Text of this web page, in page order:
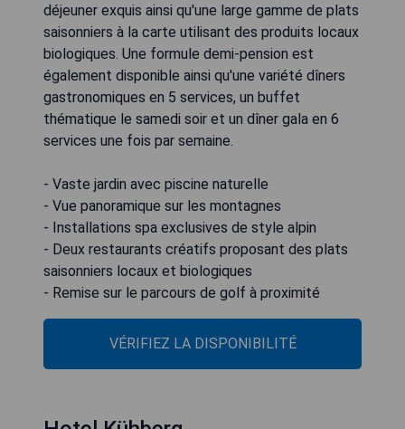
déjeuner exquis ainsi qu'une large gamme de plats
saisonniers à la carte utilisant des produits locaux
biologiques. Une formule demi-pension est
également disponible ainsi qu'une variété dîners
gastronomiques en 5 services, un buffet
thématique le samedi soir et un dîner gala en 6
services une fois par semaine.
- Vaste jardin avec piscine naturelle
- Vue panoramique sur les montagnes
- Installations spa exclusives de style alpin
- Deux restaurants créatifs proposant des plats
saisonniers locaux et biologiques
- Remise sur le parcours de golf à proximité
VÉRIFIEZ LA DISPONIBILITÉ